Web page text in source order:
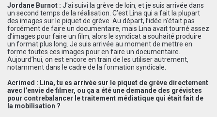
Jordane Burnot : J’ai suivi la grève de loin, et je suis arrivée dans
un second temps de la réalisation. C’est Lina qui a fait la plupart
des images sur le piquet de grève. Au départ, l’idée n’était pas
forcément de faire un documentaire, mais Lina avait tourné assez
d’images pour faire un film, alors le syndicat a souhaité produire
un format plus long. Je suis arrivée au moment de mettre en
forme toutes ces images pour en faire un documentaire.
Aujourd’hui, on est encore en train de les utiliser autrement,
notamment dans le cadre de la formation syndicale.
Acrimed : Lina, tu es arrivée sur le piquet de grève directement
avec l’envie de filmer, ou ça a été une demande des grévistes
pour contrebalancer le traitement médiatique qui était fait de
la mobilisation ?